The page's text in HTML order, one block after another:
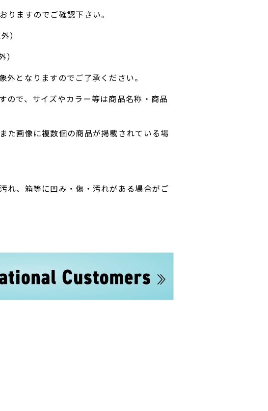
ますのでご確認下さい。
）
となりますのでご了承ください。
で、サイズやカラー等は商品名称・商品
た画像に複数個の商品が掲載されている場
れ、箱等に凹み・傷・汚れがある場合がご